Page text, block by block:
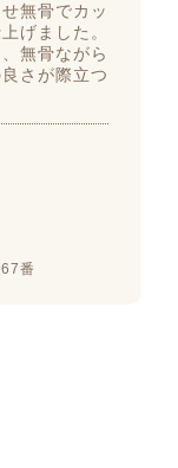
無骨でカッ
げました。
無骨ながら
さが際立つ
番